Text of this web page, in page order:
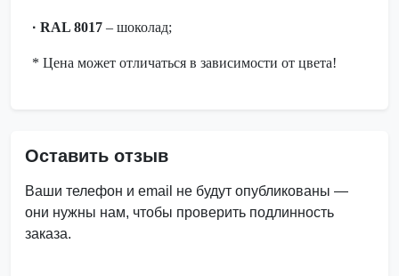
· RAL 8017 – шоколад;
* Цена может отличаться в зависимости от цвета!
Оставить отзыв
Ваши телефон и email не будут опубликованы —
они нужны нам, чтобы проверить подлинность
заказа.